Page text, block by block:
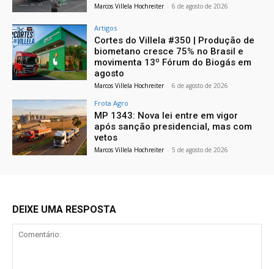
Marcos Villela Hochreiter - 6 de agosto de 2026
Artigos
Cortes do Villela #350 | Produção de
biometano cresce 75% no Brasil e
movimenta 13º Fórum do Biogás em
agosto
Marcos Villela Hochreiter - 6 de agosto de 2026
Frota Agro
MP 1343: Nova lei entre em vigor
após sanção presidencial, mas com
vetos
Marcos Villela Hochreiter - 5 de agosto de 2026
DEIXE UMA RESPOSTA